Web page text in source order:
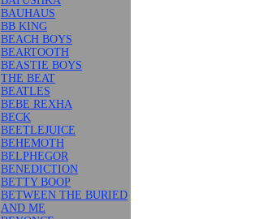
BAUHAUS
BB KING
BEACH BOYS
BEARTOOTH
BEASTIE BOYS
THE BEAT
BEATLES
BEBE REXHA
BECK
BEETLEJUICE
BEHEMOTH
BELPHEGOR
BENEDICTION
BETTY BOOP
BETWEEN THE BURIED
AND ME